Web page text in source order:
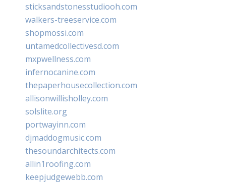
sticksandstonesstudiooh.com
walkers-treeservice.com
shopmossi.com
untamedcollectivesd.com
mxpwellness.com
infernocanine.com
thepaperhousecollection.com
allisonwillisholley.com
solslite.org
portwayinn.com
djmaddogmusic.com
thesoundarchitects.com
allin1roofing.com
keepjudgewebb.com